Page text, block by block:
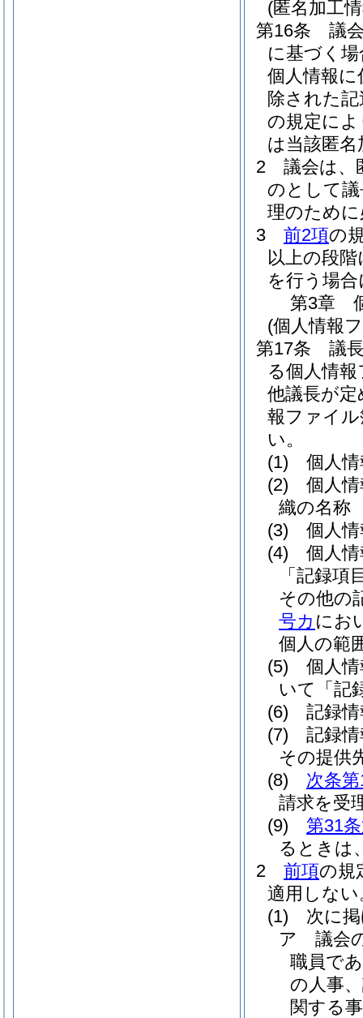
(匿名加工
第16条
議
に基づく
個人情報
除された
の規定に
は当該匿
2
議会は、
のとして
理のため
3
前2項の
以上の段
を行う場
第3章
(個人情報
第17条
議
る個人情
他議長が
報ファイ
い。
(1)
個人
(2)
個人
織の名称
(3)
個人
(4)
個人
「記録項
その他の
号カ にお
個人の範
(5)
個人
いて「記
(6)
記録
(7)
記録
その提供
(8)
次条
請求を受
(9)
第31
るときは
2
前項の規
適用しない
(1)
次に
ア
議会
職員で
の人事
関する